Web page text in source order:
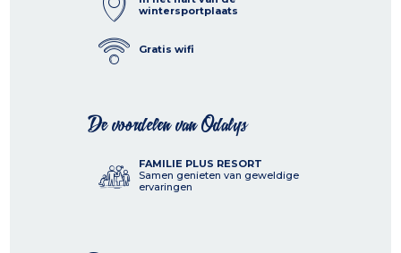
wintersportplaats
Gratis wifi
De voordelen van Odalys
FAMILIE PLUS RESORT
Samen genieten van geweldige
ervaringen